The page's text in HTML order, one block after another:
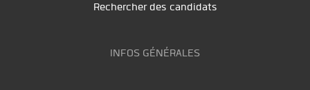
Rechercher des candidats
INFOS GÉNÉRALES